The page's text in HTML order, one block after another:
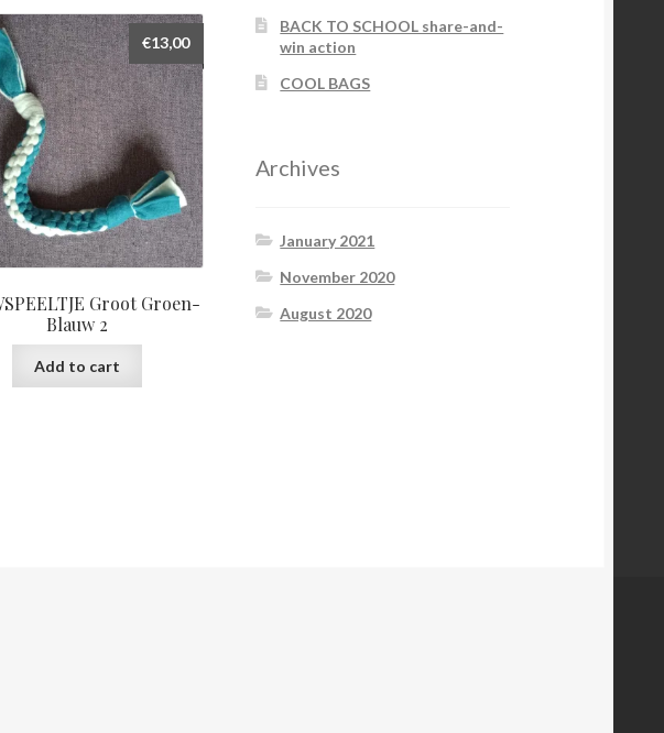
Groot Groen-
Blauw 2
€13,00
Add to cart
BACK TO SCHOOL share-and-
win action
COOL BAGS
Archives
January 2021
November 2020
August 2020